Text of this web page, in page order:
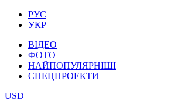
РУС
УКР
ВІДЕО
ФОТО
НАЙПОПУЛЯРНІШІ
СПЕЦПРОЕКТИ
USD